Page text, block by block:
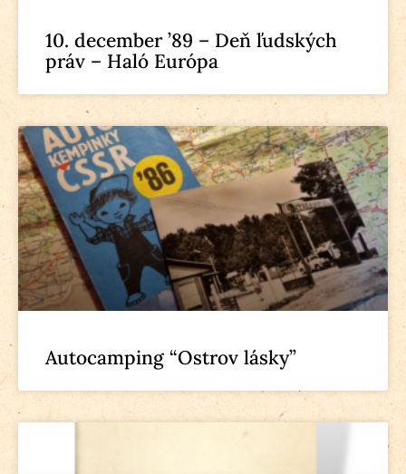
10. december ’89 – Deň ľudských
práv – Haló Európa
Autocamping “Ostrov lásky”